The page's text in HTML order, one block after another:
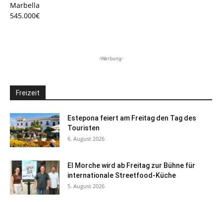
Marbella
545.000€
-Werbung-
Freizeit
Estepona feiert am Freitag den Tag des
Touristen
6. August 2026
El Morche wird ab Freitag zur Bühne für
internationale Streetfood-Küche
5. August 2026